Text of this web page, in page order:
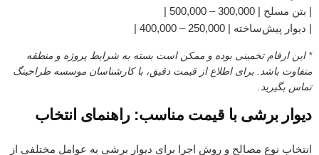
| بتن مسلح | 300,000 – 500,000 |
| دیوار پیش‌ساخته | 250,000 – 400,000 |
* این ارقام تخمینی بوده و ممکن است بسته به شرایط پروژه و منطقه
متفاوت باشد. برای اطلاع از قیمت دقیق، با کارشناسان موسسه طراحینگ
تماس بگیرید
دیوار برشی با قیمت مناسب: راهنمای انتخاب
انتخاب نوع مصالح و روش اجرا برای دیوار برشی به عوامل مختلفی از